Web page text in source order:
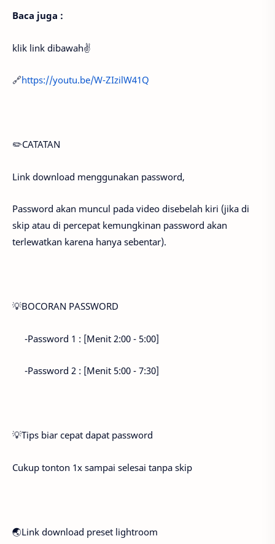
Baca juga :
klik link dibawah✌️
🔗https://youtu.be/W-ZIzilW41Q
✏️CATATAN
Link download menggunakan password,
Password akan muncul pada video disebelah kiri (jika di
skip atau di percepat kemungkinan password akan
terlewatkan karena hanya sebentar).
💡BOCORAN PASSWORD
-Password 1 : [Menit 2:00 - 5:00]
-Password 2 : [Menit 5:00 - 7:30]
💡Tips biar cepat dapat password
Cukup tonton 1x sampai selesai tanpa skip
🌏Link download preset lightroom